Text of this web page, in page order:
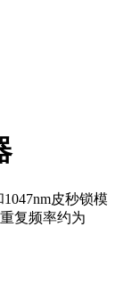
皮秒锁模
复频率约为